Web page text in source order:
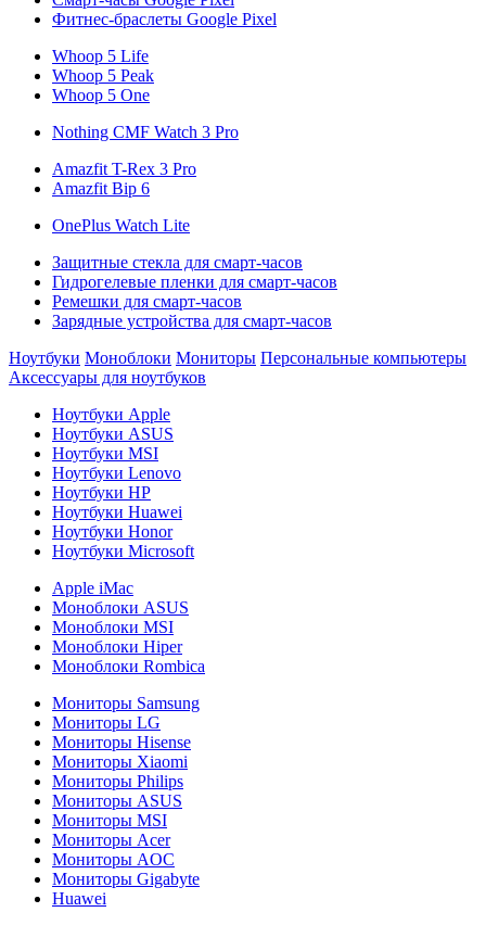
Фитнес-браслеты Google Pixel
Whoop 5 Life
Whoop 5 Peak
Whoop 5 One
Nothing CMF Watch 3 Pro
Amazfit T-Rex 3 Pro
Amazfit Bip 6
OnePlus Watch Lite
Защитные стекла для смарт-часов
Гидрогелевые пленки для смарт-часов
Ремешки для смарт-часов
Зарядные устройства для смарт-часов
Ноутбуки Моноблоки Мониторы Персональные компьютеры
Аксессуары для ноутбуков
Ноутбуки Apple
Ноутбуки ASUS
Ноутбуки MSI
Ноутбуки Lenovo
Ноутбуки HP
Ноутбуки Huawei
Ноутбуки Honor
Ноутбуки Microsoft
Apple iMac
Моноблоки ASUS
Моноблоки MSI
Моноблоки Hiper
Моноблоки Rombica
Мониторы Samsung
Мониторы LG
Мониторы Hisense
Мониторы Xiaomi
Мониторы Philips
Мониторы ASUS
Мониторы MSI
Мониторы Acer
Мониторы AOC
Мониторы Gigabyte
Huawei